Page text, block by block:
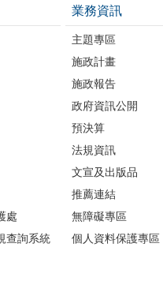
處
查詢系統
業務資訊
主題專區
施政計畫
施政報告
政府資訊公開
預決算
法規資訊
文宣及出版品
推薦連結
無障礙專區
個人資料保護專區